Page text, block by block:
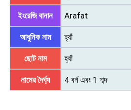
ইংরেজি বানান Arafat
আধুনিক নাম হ্যাঁ
ছোট নাম হ্যাঁ
নামের দৈর্ঘ্য 4 বর্ন এবং 1 শব্দ